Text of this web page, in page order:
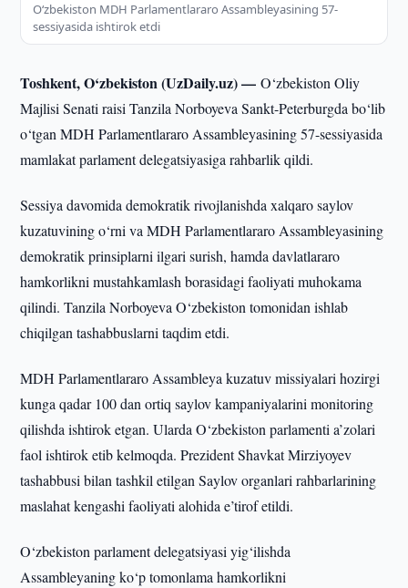
O‘zbekiston MDH Parlamentlararo Assambleyasining 57-
sessiyasida ishtirok etdi
Toshkent, O‘zbekiston (UzDaily.uz) —O‘zbekiston Oliy
Majlisi Senati raisi Tanzila Norboyeva Sankt-Peterburgda bo‘lib
o‘tgan MDH Parlamentlararo Assambleyasining 57-sessiyasida
mamlakat parlament delegatsiyasiga rahbarlik qildi.
Sessiya davomida demokratik rivojlanishda xalqaro saylov
kuzatuvining o‘rni va MDH Parlamentlararo Assambleyasining
demokratik prinsiplarni ilgari surish, hamda davlatlararo
hamkorlikni mustahkamlash borasidagi faoliyati muhokama
qilindi. Tanzila Norboyeva O‘zbekiston tomonidan ishlab
chiqilgan tashabbuslarni taqdim etdi.
MDH Parlamentlararo Assambleya kuzatuv missiyalari hozirgi
kunga qadar 100 dan ortiq saylov kampaniyalarini monitoring
qilishda ishtirok etgan. Ularda O‘zbekiston parlamenti a’zolari
faol ishtirok etib kelmoqda. Prezident Shavkat Mirziyoyev
tashabbusi bilan tashkil etilgan Saylov organlari rahbarlarining
maslahat kengashi faoliyati alohida e’tirof etildi.
O‘zbekiston parlament delegatsiyasi yig‘ilishda
Assambleyaning ko‘p tomonlama hamkorlikni